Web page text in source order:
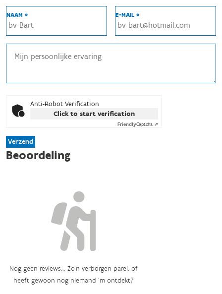
NAAM * E-MAIL *
Anti-Robot Verification
Click to start verification
FriendlyCaptcha ⇗
Verzend
Beoordeling
Nog geen reviews... Zo’n verborgen parel, of
heeft gewoon nog niemand ‘m ontdekt?